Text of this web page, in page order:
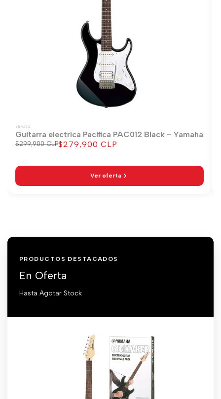
YAMAHA
Guitarra electrica Pacifica PAC012 Black - Yamaha
Precio
$299,900 CLPPrecio
$279,900 CLP
Ver oferta
PRODUCTOS DESTACADOS
En Oferta
Hasta Agotar Stock